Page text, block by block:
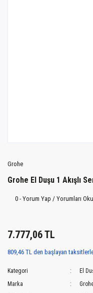
Grohe
Grohe El Duşu 1 Akışlı
0 - Yorum Yap / Yorumları Oku
7.777,06 TL
809,46 TL den başlayan
Kategori
El
Marka